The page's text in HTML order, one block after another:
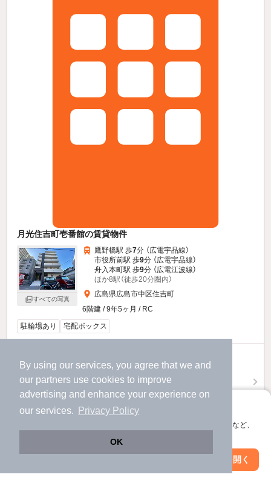
By using our services, you agree that we and
our partners use cookies to improve
advertising and enhance your experience on
our services.
Privacy Policy
OK
アプリに切り替えて、サクサクお部屋探し
会員登録なしですぐ使える。マップ検索やお気に入り保存など、
アプリを開く
月光住吉町壱番館の賃貸物件
すべての写真
鷹野橋駅 歩7分 （広電宇品線）
市役所前駅 歩9分 （広電宇品線）
舟入本町駅 歩9分 （広電江波線）
ほか8駅（徒歩20分圏内）
広島県広島市中区住吉町
6階建 / 9年5ヶ月 / RC
駐輪場あり
宅配ボックス
6.2万円
（管理費10,000円）
敷 不要 礼 不要
5階 / 1LDK / 28.25㎡
お問い合わせ（無料）
提供
絞り込み条件を変更